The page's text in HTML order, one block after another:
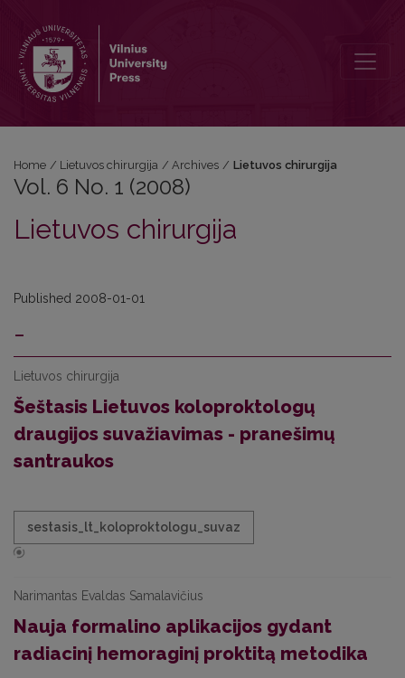
Home / Lietuvos chirurgija / Archives / Lietuvos chirurgija
Vol. 6 No. 1 (2008)
Lietuvos chirurgija
Published 2008-01-01
-
Lietuvos chirurgija
Šeštasis Lietuvos koloproktologų
draugijos suvažiavimas - pranešimų
santraukos
sestasis_lt_koloproktologu_suvaz
Narimantas Evaldas Samalavičius
Nauja formalino aplikacijos gydant
radiacinį hemoraginį proktitą metodika